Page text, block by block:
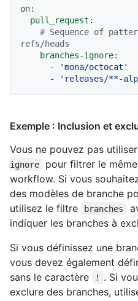
on:
pull_request:
# Sequence of
refs/heads
branches-ignore:
-
'mona/octocat'
-
'releases/**-
Exemple : Inclusion et
Vous ne pouvez pas utiliser
ignore
pour filtrer le
workflow. Si vous
des modèles de branche
utilisez le filtre
branches
indiquer les branches à
Si vous définissez une
vous devez également
sans le caractère
!
. Si
exclure des branches,